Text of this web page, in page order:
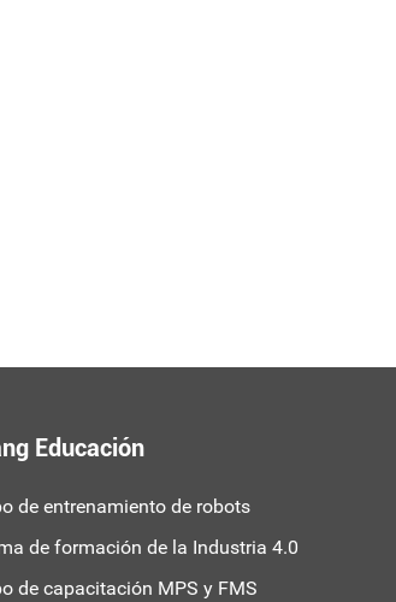
Educación
de entrenamiento de robots
de formación de la Industria 4.0
de capacitación MPS y FMS